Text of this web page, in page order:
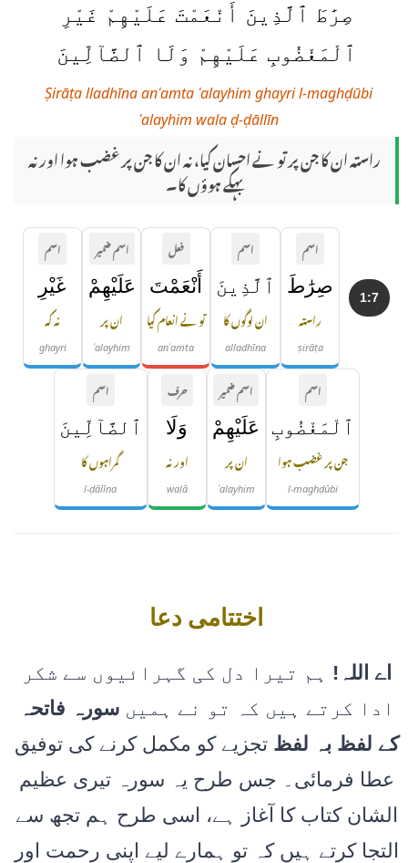
صِرَٰطَ ٱلَّذِينَ أَنْعَمْتَ عَلَيْهِمْ غَيْرِ
ٱلْمَغْضُوبِ عَلَيْهِمْ وَلَا ٱلضَّآلِّينَ
Ṣirāṭa lladhīna anʿamta ʿalayhim ghayri l-maghḍūbi
ʿalayhim wala ḍ-ḍāllīn
راستہ ان کا جن پر تو نے احسان کیا، نہ ان کا جن پر غضب ہوا اور نہ
بہکے ہوؤں کا۔
1:7
اسم
صِرَٰطَ
راستہ
ṣirāṭa
اسم
ٱلَّذِينَ
ان لوگوں کا
alladhīna
فعل
أَنْعَمْتَ
تو نے انعام کیا
anʿamta
اسم ضمیر
عَلَيْهِمْ
ان پر
ʿalayhim
اسم
غَيْرِ
نہ کہ
ghayri
اسم
ٱلْمَغْضُوبِ
جن پر غضب ہوا
l-maghḍūbi
اسم ضمیر
عَلَيْهِمْ
ان پر
ʿalayhim
حرف
وَلَا
اور نہ
walā
اسم
ٱلضَّآلِّينَ
گمراہوں کا
l-ḍālīna
اختتامی دعا
اے اللہ! ہم تیرا دل کی گہرائیوں سے شکر
ادا کرتے ہیں کہ تو نے ہمیںسورہ فاتحہ
کے لفظ بہ لفظ تجزیے کو مکمل کرنے کی توفیق
عطا فرمائی۔ جس طرح یہ سورہ تیری عظیم
الشان کتاب کا آغاز ہے، اسی طرح ہم تجھ سے
التجا کرتے ہیں کہ تو ہمارے لیے اپنی رحمت اور